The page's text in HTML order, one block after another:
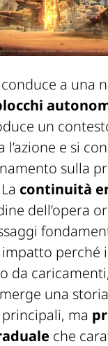
a una
un
l’azione e si
sulla
continuità
dell’opera
perché
da
una
ma
che